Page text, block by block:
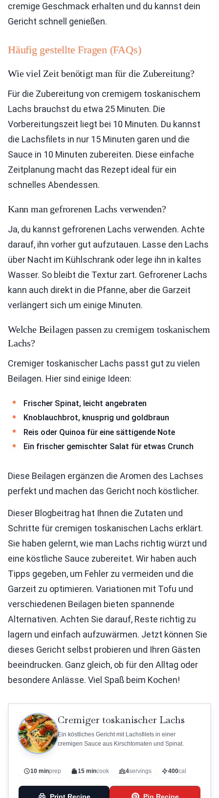
cremige Geschmack erhalten und du kannst dein
Gericht schnell genießen.
Häufig gestellte Fragen (FAQs)
Wie viel Zeit benötigt man für die Zubereitung?
Für die Zubereitung von cremigem toskanischem
Lachs brauchst du etwa 25 Minuten. Die
Vorbereitungszeit liegt bei 10 Minuten. Du kannst
die Lachsfilets in nur 15 Minuten garen und die
Sauce in 10 Minuten zubereiten. Diese einfache
Zeitplanung macht das Rezept ideal für ein
schnelles Abendessen.
Kann man gefrorenen Lachs verwenden?
Ja, du kannst gefrorenen Lachs verwenden. Achte
darauf, ihn vorher gut aufzutauen. Lasse den Lachs
über Nacht im Kühlschrank oder lege ihn in kaltes
Wasser. So bleibt die Textur zart. Gefrorener Lachs
kann auch direkt in die Pfanne, aber die Garzeit
verlängert sich um einige Minuten.
Welche Beilagen passen zu cremigem toskanischem
Lachs?
Cremiger toskanischer Lachs passt gut zu vielen
Beilagen. Hier sind einige Ideen:
Frischer Spinat, leicht angebraten
Knoblauchbrot, knusprig und goldbraun
Reis oder Quinoa für eine sättigende Note
Ein frischer gemischter Salat für etwas Crunch
Diese Beilagen ergänzen die Aromen des Lachses
perfekt und machen das Gericht noch köstlicher.
Dieser Blogbeitrag hat Ihnen die Zutaten und
Schritte für cremigen toskanischen Lachs erklärt.
Sie haben gelernt, wie man Lachs richtig würzt und
eine köstliche Sauce zubereitet. Wir haben auch
Tipps gegeben, um Fehler zu vermeiden und die
Garzeit zu optimieren. Variationen mit Tofu und
verschiedenen Beilagen bieten spannende
Alternativen. Achten Sie darauf, Reste richtig zu
lagern und einfach aufzuwärmen. Jetzt können Sie
dieses Gericht selbst probieren und Ihren Gästen
beeindrucken. Ganz gleich, ob für den Alltag oder
besondere Anlässe. Viel Spaß beim Kochen!
Cremiger toskanischer Lachs
Ein köstliches Gericht mit Lachsfilets in einer
cremigen Sauce aus Kirschtomaten und Spinat.
10 minprep 15 mincook 4servings 400cal